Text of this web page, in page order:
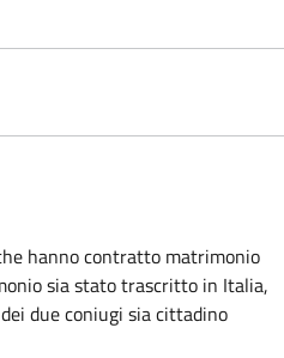
hanno contratto matrimonio
sia stato trascritto in Italia,
due coniugi sia cittadino